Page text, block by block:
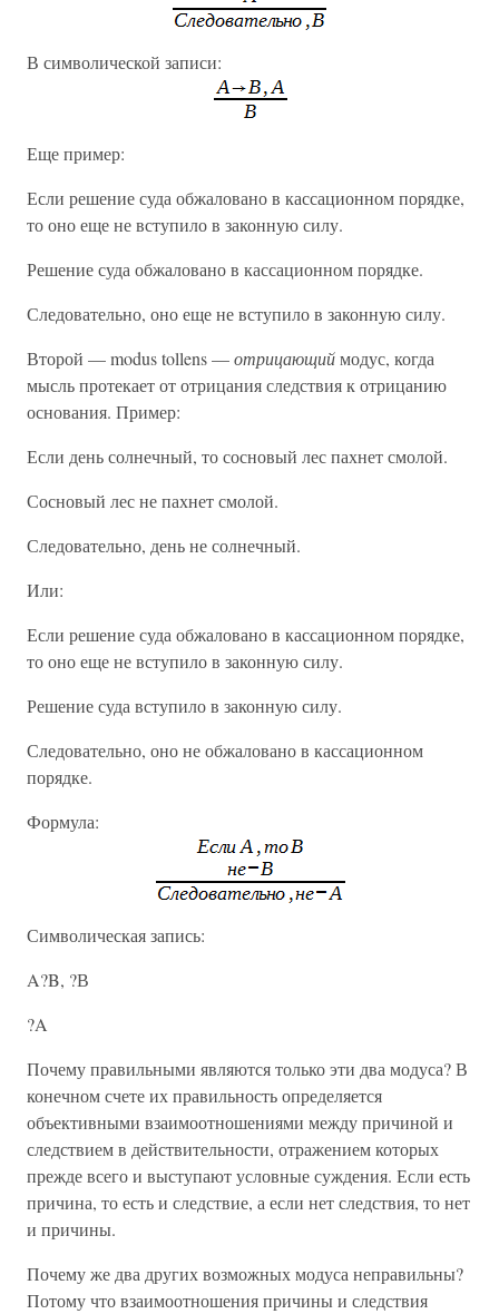
В символической записи:
Еще пример:
Если решение суда обжаловано в кассационном порядке,
то оно еще не вступило в законную силу.
Решение суда обжаловано в кассационном порядке.
Следовательно, оно еще не вступило в законную силу.
Второй — modus tollens —отрицающиймодус, когда
мысль протекает от отрицания следствия к отрицанию
основания. Пример:
Если день солнечный, то сосновый лес пахнет смолой.
Сосновый лес не пахнет смолой.
Следовательно, день не солнечный.
Или:
Если решение суда обжаловано в кассационном порядке,
то оно еще не вступило в законную силу.
Решение суда вступило в законную силу.
Следовательно, оно не обжаловано в кассационном
порядке.
Формула:
Символическая запись:
A?B, ?В
?A
Почему правильными являются только эти два модуса? В
конечном счете их правильность определяется
объективными взаимоотношениями между причиной и
следствием в действительности, отражением которых
прежде всего и выступают условные суждения. Если есть
причина, то есть и следствие, а если нет следствия, то нет
и причины.
Почему же два других возможных модуса неправильны?
Потому что взаимоотношения причины и следствия